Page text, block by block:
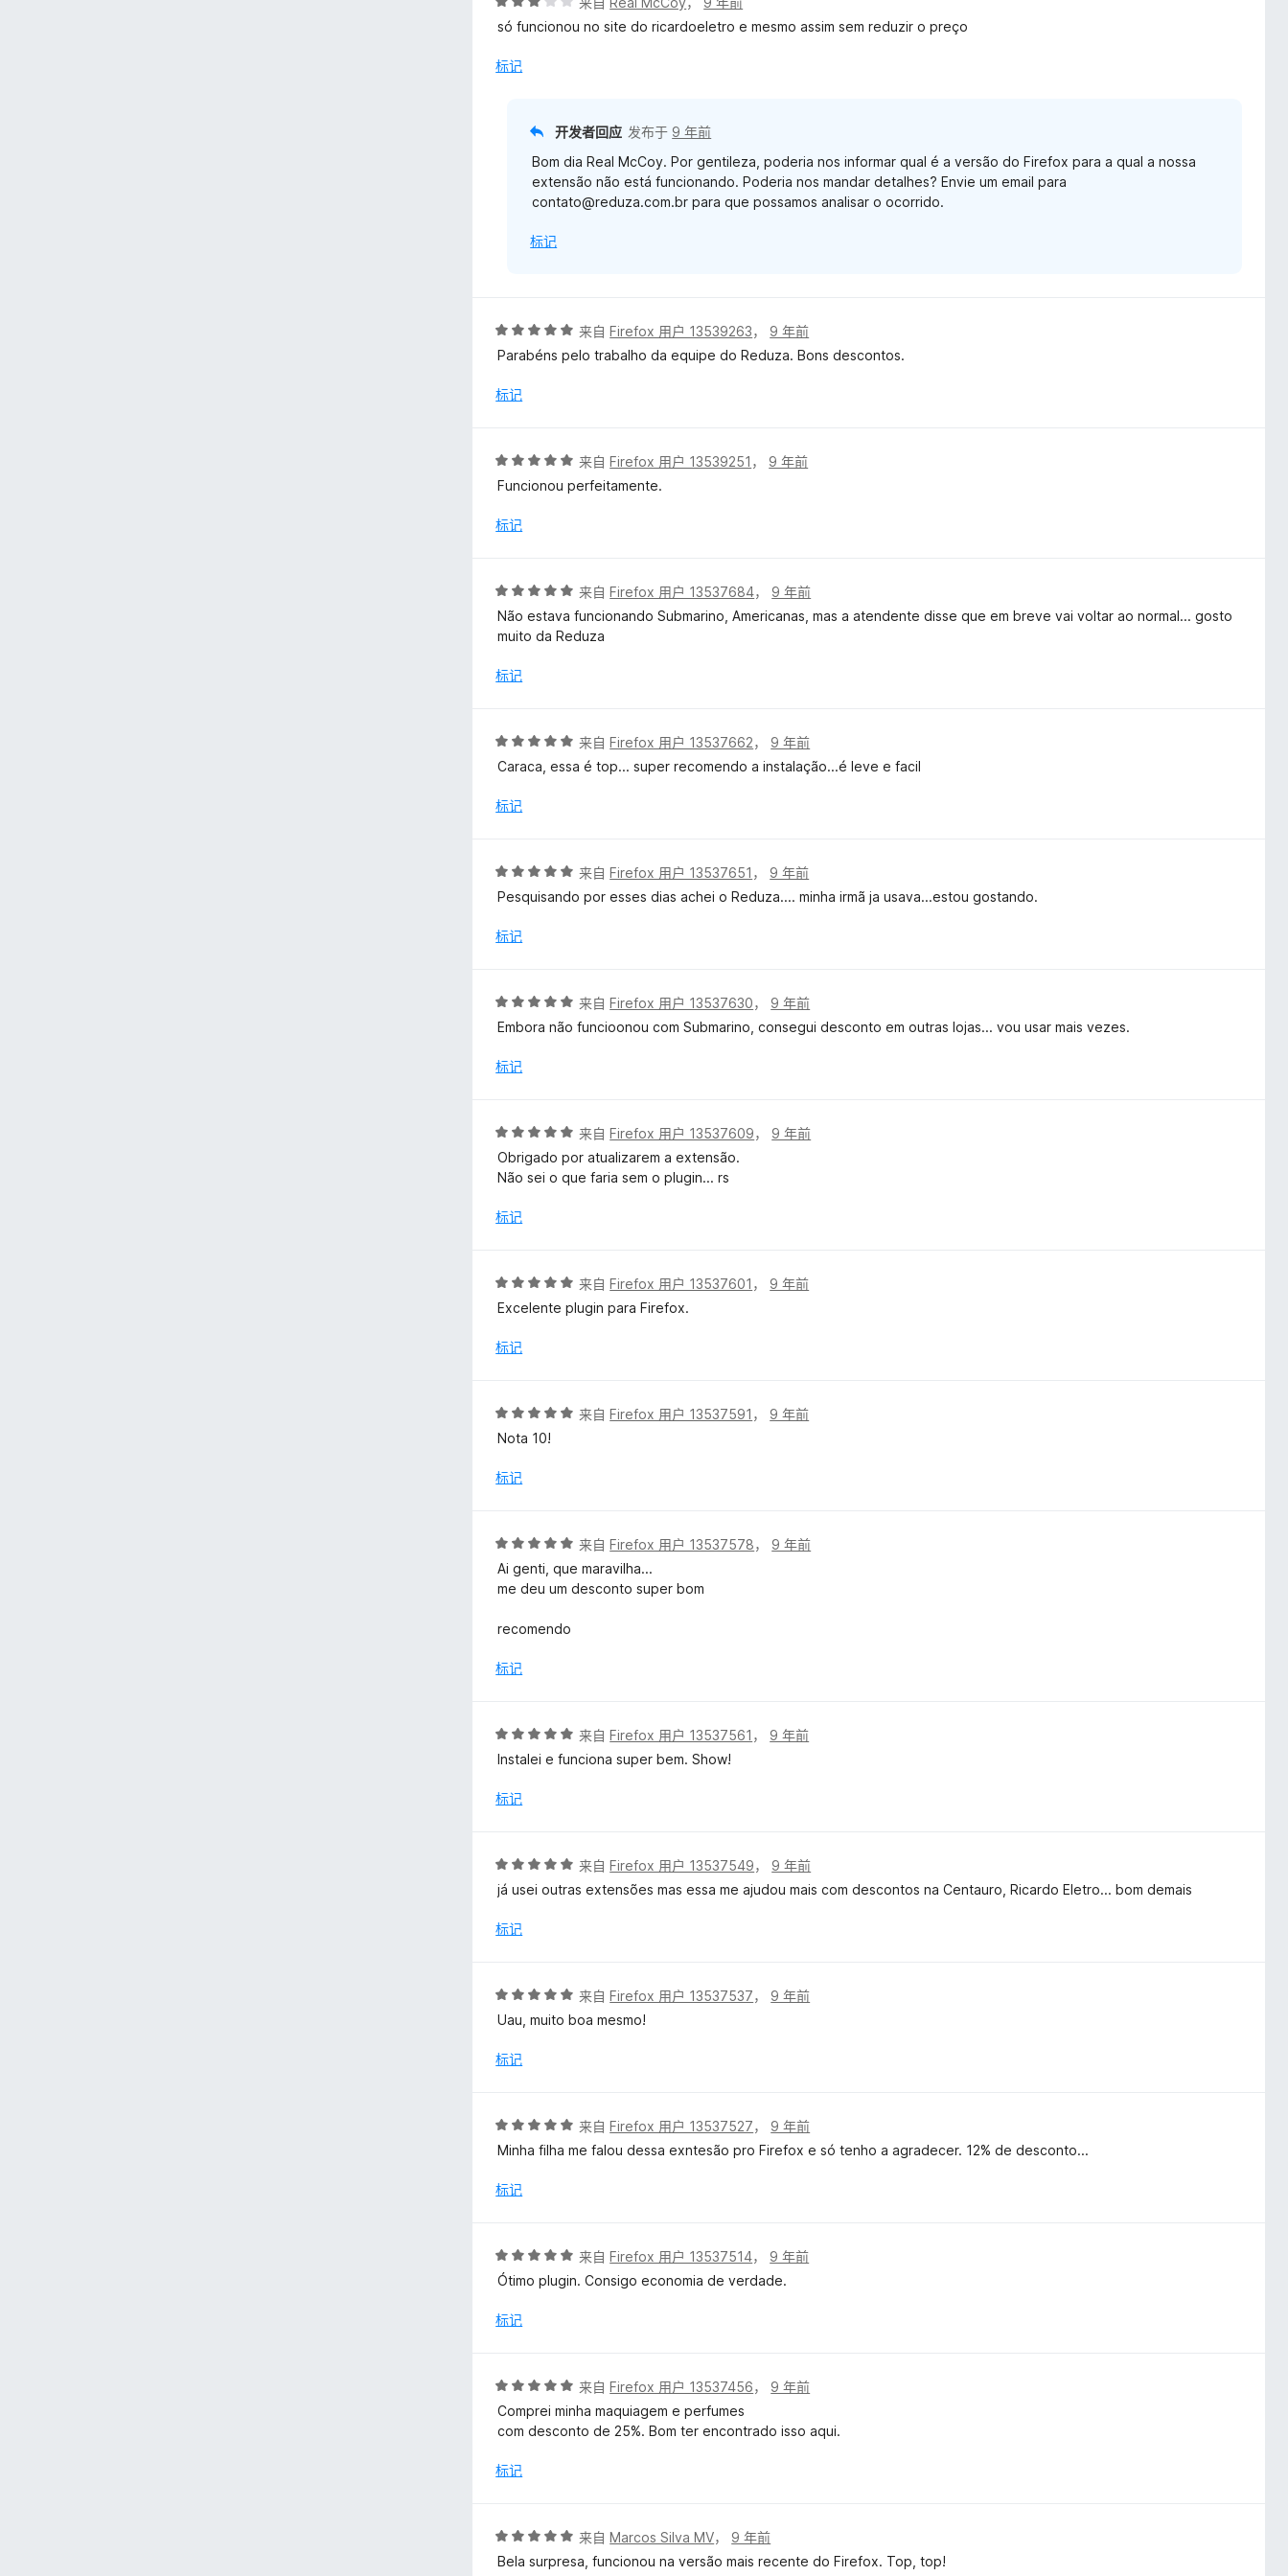
分
/
só funcionou no site do ricardoeletro e mesmo assim sem reduzir o preço
标记
开发者回应 发布于 9 年前
Bom dia Real McCoy. Por gentileza, poderia nos informar qual é a versão do Firefox para a qual a nossa
extensão não está funcionando. Poderia nos mandar detalhes? Envie um email para
contato@reduza.com.br para que possamos analisar o ocorrido.
标记
评
分
/
来自Firefox 用户 13539263， 9 年前
Parabéns pelo trabalho da equipe do Reduza. Bons descontos.
标记
评
分
/
来自Firefox 用户 13539251 ， 9 年前
Funcionou perfeitamente.
标记
评
分
5
5
来自Firefox 用户 13537684， 9 年前
Não estava funcionando Submarino, Americanas, mas a atendente disse que em breve vai voltar ao normal... gosto
muito da Reduza
标记
评
分
/
来自Firefox 用户 13537662， 9 年前
Caraca, essa é top... super recomendo a instalação...é leve e facil
标记
评
分
/
来自Firefox 用户 13537651 ， 9 年前
Pesquisando por esses dias achei o Reduza.... minha irmã ja usava...estou gostando.
标记
评
分
/
来自Firefox 用户 13537630， 9 年前
Embora não funcioonou com Submarino, consegui desconto em outras lojas... vou usar mais vezes.
标记
评
分
5
5
来自Firefox 用户 13537609， 9 年前
Obrigado por atualizarem a extensão.
Não sei o que faria sem o plugin... rs
标记
评
分
/
来自Firefox 用户 13537601 ， 9 年前
Excelente plugin para Firefox.
标记
评
分
/
来自Firefox 用户 13537591 ， 9 年前
Nota 10!
标记
评
分
5
5
来自Firefox 用户 13537578， 9 年前
Ai genti, que maravilha...
me deu um desconto super bom
recomendo
标记
评
分
/
来自Firefox 用户 13537561 ， 9 年前
Instalei e funciona super bem. Show!
标记
评
分
/
来自Firefox 用户 13537549， 9 年前
já usei outras extensões mas essa me ajudou mais com descontos na Centauro, Ricardo Eletro... bom demais
标记
评
分
/
来自Firefox 用户 13537537， 9 年前
Uau, muito boa mesmo!
标记
评
分
/
来自Firefox 用户 13537527， 9 年前
Minha filha me falou dessa exntesão pro Firefox e só tenho a agradecer. 12% de desconto...
标记
评
分
/
来自Firefox 用户 13537514， 9 年前
Ótimo plugin. Consigo economia de verdade.
标记
评
分
5
5
来自Firefox 用户 13537456， 9 年前
Comprei minha maquiagem e perfumes
com desconto de 25%. Bom ter encontrado isso aqui.
标记
评
分
来自Marcos Silva MV， 9 年前
Bela surpresa, funcionou na versão mais recente do Firefox. Top, top!